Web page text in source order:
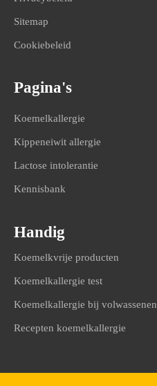
Sitemap
Cookiebeleid
Pagina's
Koemelkallergie
Kippeneiwit allergie
Lactose intolerantie
Kennisbank
Handig
Koemelkvrije producten
Koemelkallergie test
Koemelkallergie bij volwassenen
Recepten koemelkallergie